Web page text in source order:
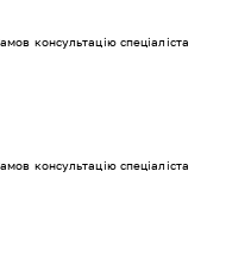
консультацію спеціаліста
консультацію спеціаліста